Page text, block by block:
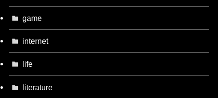
game
internet
life
literature